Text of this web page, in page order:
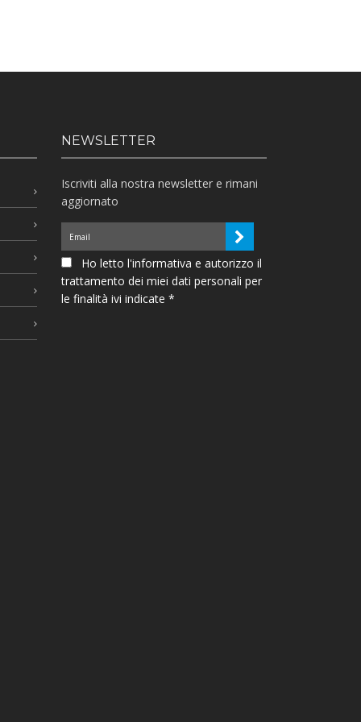
NEWSLETTER
Iscriviti alla nostra newsletter e rimani
aggiornato
Ho letto l'informativa e autorizzo il
trattamento dei miei dati personali per
le finalità ivi indicate *